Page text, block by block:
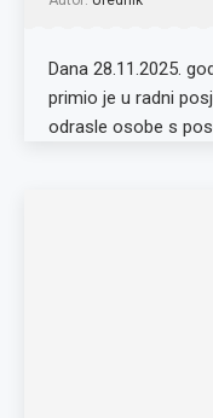
Dana 28.11.2025.
primio je u radni
odrasle osobe s